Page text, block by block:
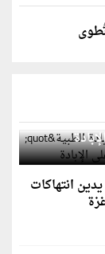
الطبية"
انتهاكات